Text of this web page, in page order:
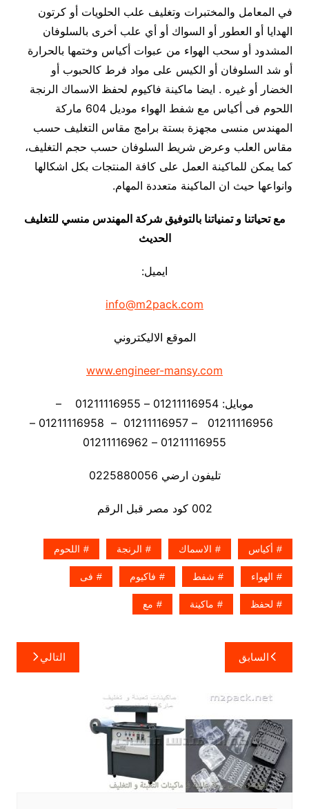
في المعامل والمختبرات وتغليف علب الحلويات أو كرتون
الهدايا أو العطور أو السواك أو أي علب أخرى بالسلوفان
المشدود أو سحب الهواء من عبوات أكياس وختمها بالحرارة
أو شد السلوفان أو الكيس على مواد فرط كالحبوب أو
الخضار أو غيره . ايضا ماكينة فاكيوم لحفظ الاسماك الرنجة
اللحوم فى أكياس مع شفط الهواء موديل 604 ماركة
المهندس منسى مجهزة بستة برامج مقاس التغليف حسب
مقاس العلب وعرض شريط السلوفان حسب حجم التغليف،
كما يمكن للماكينة العمل على كافة المنتجات بكل اشكالها
وانواعها حيث ان الماكينة متعددة المهام.
مع تحياتنا و تمنياتنا بالتوفيق شركة المهندس منسي للتغليف
الحديث
ايميل:
info@m2pack.com
الموقع الاليكتروني
www.engineer-mansy.com
موبايل: 01211116954 – 01211116955 –
01211116956 – 01211116957 – 01211116958 –
01211116955 – 01211116962
تليفون ارضي 0225880056
002 كود مصر قبل الرقم
أكياس الاسماك الرنجة اللحوم
الهواء شفط فاكيوم فى
لحفظ ماكينة مع
تصفّح
المقالات
السابق التالي